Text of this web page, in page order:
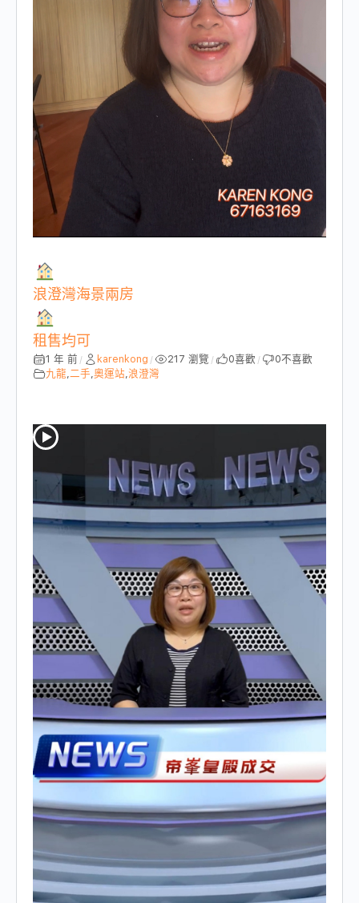
浪澄灣海景兩房
租售均可
1 年 前 / karenkong / 217 瀏覽 / 0喜歡 / 0不喜歡
九龍,二手,奧運站,浪澄灣